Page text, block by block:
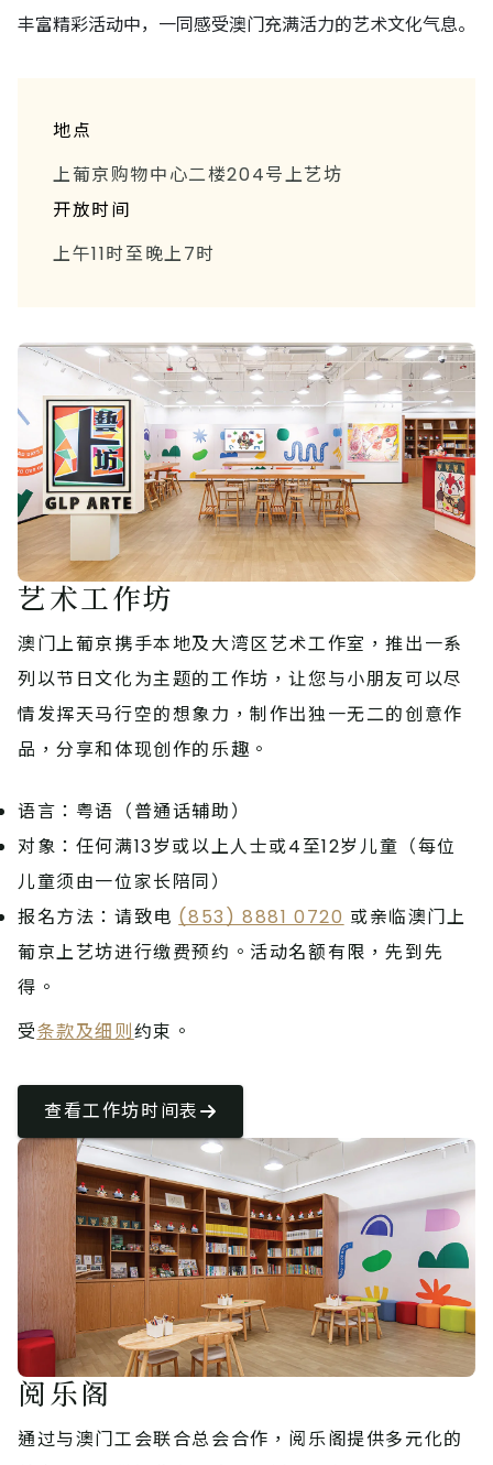
丰富精彩活动中，一同感受澳门充满活力的艺术文化气息。
地点
上葡京购物中心二楼204号上艺坊
开放时间
上午11时至晚上7时
艺术工作坊
澳门上葡京携手本地及大湾区艺术工作室，推出一系
列以节日文化为主题的工作坊，让您与小朋友可以尽
情发挥天马行空的想象力，制作出独一无二的创意作
品，分享和体现创作的乐趣。
语言：粤语（普通话辅助）
对象：任何满13岁或以上人士或4至12岁儿童（每位
儿童须由一位家长陪同）
报名方法：请致电 (853) 8881 0720 或亲临澳门上
葡京上艺坊进行缴费预约。活动名额有限，先到先
得。
受条款及细则约束。
查看工作坊时间表
阅乐阁
通过与澳门工会联合总会合作，阅乐阁提供多元化的